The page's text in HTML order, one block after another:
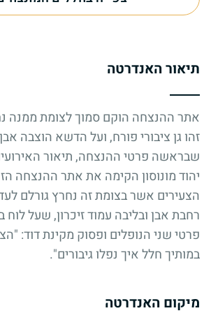
תיאור האנדרטה
אתר ההנצחה הוקם סמוך לצומת ממנה
זהו גן ציבורי פורח, ועל הדשא הוצבה
שבראשה פרטי ההנצחה, תיאור
יהוד מונוסון הקימה את אתר ההנצחה
הצעירים אשר בצומת זה נחרץ גורלם
רחבת אבן ובליבה עמוד זיכרון, שעל
פרטי שני הנופלים ופסוק מקינת דוד:
במותיך חלל איך נפלו גיבורים".
מיקום האנדרטה